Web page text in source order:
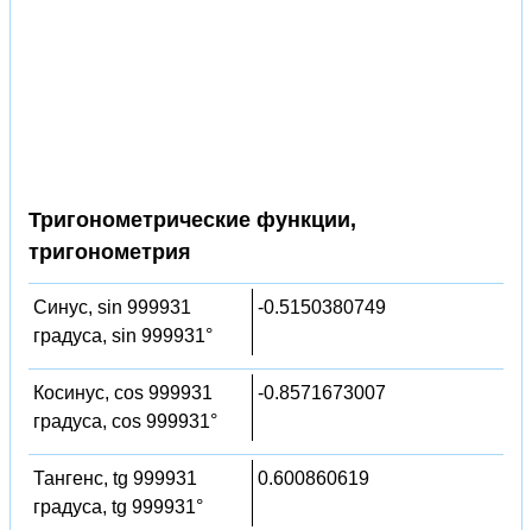
Тригонометрические функции,
тригонометрия
Синус, sin 999931
градуса, sin 999931°
-0.5150380749
Косинус, cos 999931
градуса, cos 999931°
-0.8571673007
Тангенс, tg 999931
градуса, tg 999931°
0.600860619